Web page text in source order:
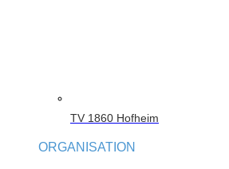
TV 1860 Hofheim
ORGANISATION